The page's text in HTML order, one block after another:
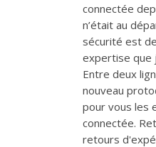
connectée
n’était au
sécurité est
expertise que
Entre deux
nouveau
pour vous les
connectée.
retours